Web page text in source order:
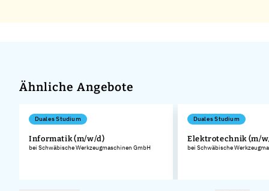
Ähnliche Angebote
Duales Studium
Informatik (m/w/d)
bei Schwäbische Werkzeugmaschinen GmbH
Duales Studium
Elektrotechnik (m/
bei Schwäbische